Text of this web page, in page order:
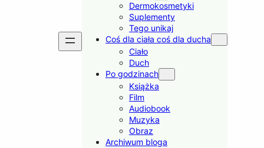
Dermokosmetyki
Suplementy
Tego unikaj
Coś dla ciała coś dla ducha
Ciało
Duch
Po godzinach
Książka
Film
Audiobook
Muzyka
Obraz
Archiwum bloga